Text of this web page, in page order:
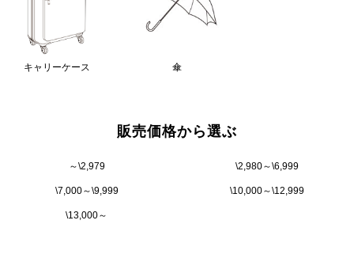
キャリーケース 傘
販売価格から選ぶ
～\2,979 \2,980～\6,999
\7,000～\9,999 \10,000～\12,999
\13,000～